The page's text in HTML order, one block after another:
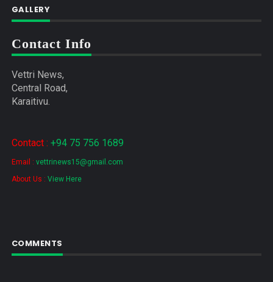
GALLERY
Contact Info
Vettri News,
Central Road,
Karaitivu.
Contact : +94 75 756 1689
Email : vettrinews15@gmail.com
About Us : View Here
COMMENTS